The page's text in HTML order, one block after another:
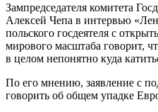
Зампредседателя комитета
Алексей Чепа в интервью
польского госдеятеля с
мирового масштаба говорит,
в целом непонятно куда
По его мнению, заявление с
говорить об общем упадке